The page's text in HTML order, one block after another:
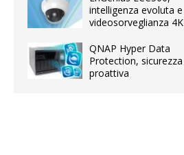
intelligenza evoluta e
videosorveglianza 4K
QNAP Hyper Data
Protection, sicurezza
proattiva